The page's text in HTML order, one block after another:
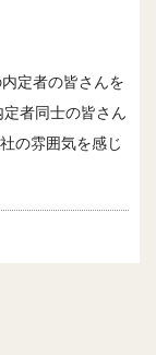
定者の皆さんを
者同士の皆さん
の雰囲気を感じ